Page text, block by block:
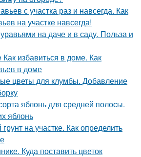
с участка раз и навсегда. Как
на участке навсегда!
на даче и в саду. Польза и
избавиться в доме. Как
в доме
цветы для клумбы. Добавление
яблонь для средней полосы.
яблонь
грунт на участке. Как определить
Куда поставить цветок